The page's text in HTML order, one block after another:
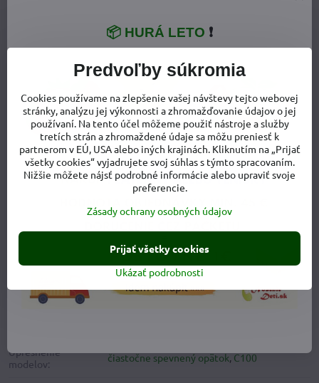
Viac z kategórie
Dievčenské plátenky
Doplnkové informácie
Upresnenie
modelov:
čiastočne spevnený opätok,C100
Predvoľby súkromia
Cookies používame na zlepšenie vašej návštevy tejto webovej
stránky, analýzu jej výkonnosti a zhromažďovanie údajov o jej
používaní. Na tento účel môžeme použiť nástroje a služby
tretích strán a zhromaždené údaje sa môžu preniesť k
partnerom v EÚ, USA alebo iných krajinách. Kliknutím na „Prijať
všetky cookies“ vyjadrujete svoj súhlas s týmto spracovaním.
Nižšie môžete nájsť podrobné informácie alebo upraviť svoje
preferencie.
Zásady ochrany osobných údajov
Ukázať podrobnosti
Prijať všetky cookies
📦 HURÁ LETO ❗